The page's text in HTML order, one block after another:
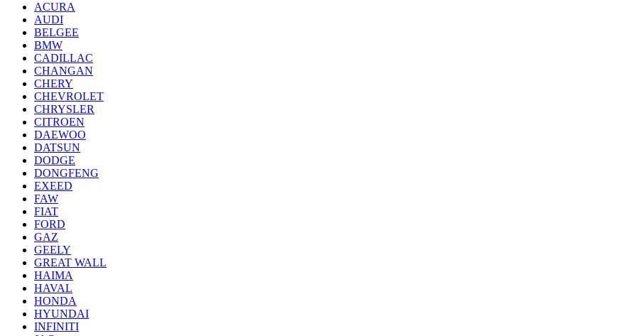
ACURA
AUDI
BELGEE
BMW
CADILLAC
CHANGAN
CHERY
CHEVROLET
CHRYSLER
CITROEN
DAEWOO
DATSUN
DODGE
DONGFENG
EXEED
FAW
FIAT
FORD
GAZ
GEELY
GREAT WALL
HAIMA
HAVAL
HONDA
HYUNDAI
INFINITI